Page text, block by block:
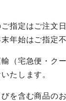
指定はご注文
年始はご指定不
（宅急便・ク
たします。
を含む商品の